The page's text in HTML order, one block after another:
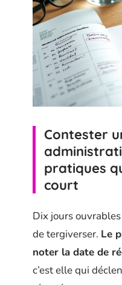
Contester
pratiques
court
Dix jours
de tergiverser. Le
noter la date de
c’est elle qui